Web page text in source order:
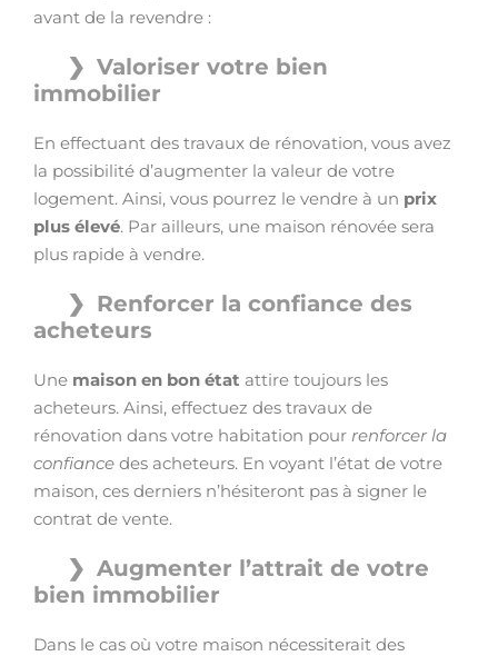
avant de la revendre :
Valoriser votre bien
immobilier
En effectuant des travaux de rénovation, vous avez
la possibilité d’augmenter la valeur de votre
logement. Ainsi, vous pourrez le vendre à un prix
plus élevé. Par ailleurs, une maison rénovée sera
plus rapide à vendre.
Renforcer la confiance des
acheteurs
Une maison en bon état attire toujours les
acheteurs. Ainsi, effectuez des travaux de
rénovation dans votre habitation pour renforcer la
confiance des acheteurs. En voyant l’état de votre
maison, ces derniers n’hésiteront pas à signer le
contrat de vente.
Augmenter l’attrait de votre
bien immobilier
Dans le cas où votre maison nécessiterait des